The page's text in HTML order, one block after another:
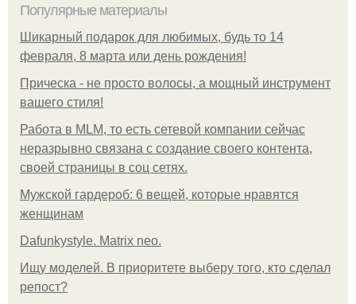
Популярные материалы
Шикарный подарок для любимых, будь то 14
февраля, 8 марта или день рождения!
Прическа - не просто волосы, а мощный инструмент
вашего стиля!
Работа в MLM, то есть сетевой компании сейчас
неразрывно связана с создание своего контента,
своей страницы в соц сетях.
Мужской гардероб: 6 вещей, которые нравятся
женщинам
Dafunkystyle. Matrix neo.
Ищу моделей. В приоритете выберу того, кто сделал
репост?